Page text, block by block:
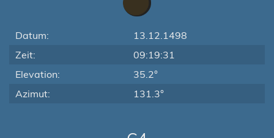
Datum:
13.12.1498
Zeit:
09:19:31
Elevation:
35.2°
Azimut:
131.3°